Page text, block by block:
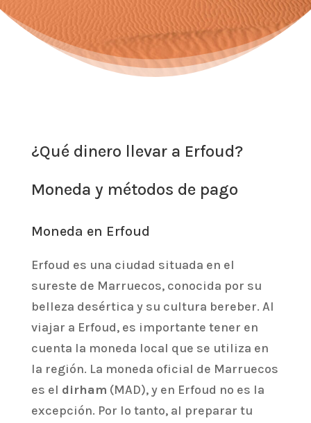
¿Qué dinero llevar a Erfoud?
Moneda y métodos de pago
Moneda en Erfoud
Erfoud es una ciudad situada en el
sureste de Marruecos, conocida por su
belleza desértica y su cultura bereber. Al
viajar a Erfoud, es importante tener en
cuenta la moneda local que se utiliza en
la región. La moneda oficial de Marruecos
es el dirham (MAD), y en Erfoud no es la
excepción. Por lo tanto, al preparar tu